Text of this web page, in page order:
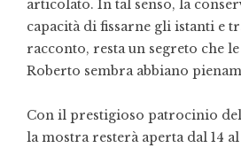
articolato. In tal senso, la
capacità di fissarne gli istanti e
racconto, resta un segreto che
Roberto sembra abbiano
Con il prestigioso patrocinio del
la mostra resterà aperta dal 14